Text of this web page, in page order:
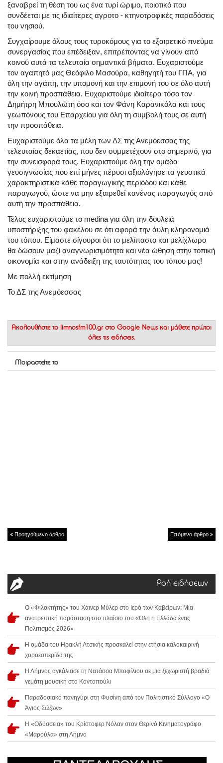
ξαναβρεί τη θέση του ως ένα τυρί ώριμο, ποιοτικό που
συνδέεται με τις ιδιαίτερες αγροτο - κτηνοτροφικές παραδόσεις
του νησιού.
Συγχαίρουμε όλους τους τυροκόμους για το εξαιρετικό πνεύμα
συνεργασίας που επέδειξαν, επιτρέποντας να γίνουν από
κοινού αυτά τα τελευταία σημαντικά βήματα. Ευχαριστούμε
τον αγαπητό μας Θεόφιλο Μασούρα, καθηγητή του ΓΠΑ, για
όλη την αγάπη, την υπομονή και την επιμονή του σε όλο αυτή
την κοινή προσπάθεια. Ευχαριστούμε ιδιαίτερα τόσο τον
Δημήτρη Μπουλώτη όσο και τον Φάνη Καρανικόλα και τους
γεωπόνους του Επαρχείου για όλη τη συμβολή τους σε αυτή
την προσπάθεια.
Ευχαριστούμε όλα τα μέλη των ΔΣ της Ανεμόεσσας της
τελευταίας δεκαετίας, που δεν συμμετέχουν στο σημερινό, για
την συνεισφορά τους. Ευχαριστούμε όλη την ομάδα
γευσιγνωσίας που επί μήνες πέρυσι αξιολόγησε τα γευστικά
χαρακτηριστικά κάθε παραγωγικής περιόδου και κάθε
παραγωγού, ώστε να μην εξαιρεθεί κανένας παραγωγός από
αυτή την προσπάθεια.
Τέλος ευχαριστούμε το medina για όλη την δουλειά
υποστήριξης του φακέλου σε ότι αφορά την άυλη κληρονομιά
του τόπου. Είμαστε σίγουροι ότι το μελίπαστο και μελίχλωρο
θα δώσουν μαζί αναγνωρισιμότητα και νέα ώθηση στην τοπική
οικονομία και στην ανάδειξη της ταυτότητας του τόπου μας!
Με πολλή εκτίμηση
Το ΔΣ της Ανεμόεσσας
Ακολουθήστε το limnosfm100.gr στο Google News και μάθετε πρώτοι
όλες τις ειδήσεις.
Μοιραστείτε το
Προηγούμενο άρθρο Επόμενο άρθρο
Ροή ειδήσεων
Ο «Φιλοκτήτης» του Χάινερ Μύλερ στο Ιερό των Καβείρων: Μια
ανατρεπτική παράσταση στο πλαίσιο του «Όλη η Ελλάδα ένας
Πολιτισμός 2026»
Η ομάδα του Ηρακλή Ατσικής προσκαλεί στην ετήσια καλοκαιρινή
χοροεσπερίδα της
Η Λήμνος αγκάλιασε τη Νατάσσα Μποφίλιου σε μια ξεχωριστή βραδιά
γεμάτη μουσική στο Κοντοπούλι
Παραδοσιακό πανηγύρι στη Φυσίνη από τον Πολιτιστικό Σύλλογο «Ο
Άγιος Σώζων»
Η «Οδύσσεια» του Κρίστοφερ Νόλαν στον Θερινό Κινηματογράφο
«Μαρούλα» στη Λήμνο